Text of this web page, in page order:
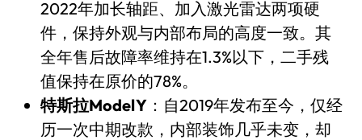
2022年加长轴距、加入激光雷达两项硬
件，保持外观与内部布局的高度一致。其
全年售后故障率维持在1.3%以下，二手残
值保持在原价的78%。
特斯拉Model Y：自2019年发布至今，仅经
历一次中期改款，内部装饰几乎未变，却